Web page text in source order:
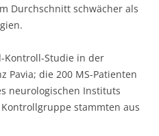
Durchschnitt schwächer als
Kontroll-Studie in der
Pavia; die 200 MS-Patienten
neurologischen Instituts
stammten aus